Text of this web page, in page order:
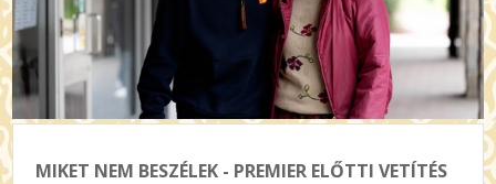
MIKET NEM BESZÉLEK - PREMIER ELŐTTI VETÍTÉS